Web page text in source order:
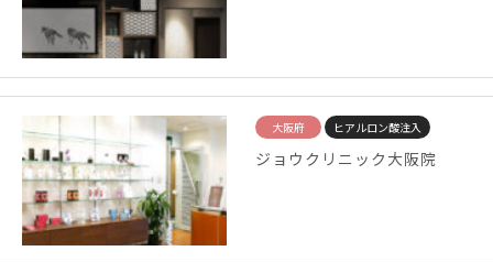
大阪府 ヒアルロン酸注入
ジョウクリニック大阪院